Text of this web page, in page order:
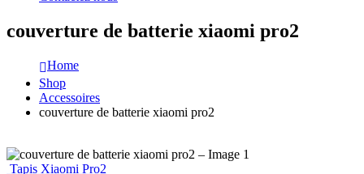
couverture de batterie xiaomi pro2
Home
Shop
Accessoires
couverture de batterie xiaomi pro2
Tapis Xiaomi Pro2